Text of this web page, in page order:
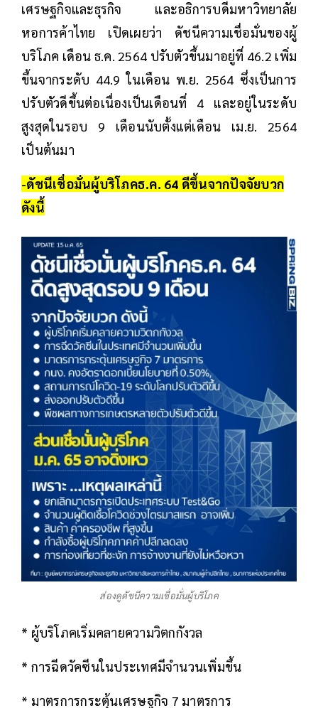
เศรษฐกิจและธุรกิจ และอธิการบดีมหาวิทยาลัย
หอการค้าไทย เปิดเผยว่า ดัชนีความเชื่อมั่นของผู้
บริโภค เดือน ธ.ค. 2564 ปรับตัวขึ้นมาอยู่ที่ 46.2 เพิ่ม
ขึ้นจากระดับ 44.9 ในเดือน พ.ย. 2564 ซึ่งเป็นการ
ปรับตัวดีขึ้นต่อเนื่องเป็นเดือนที่ 4 และอยู่ในระดับ
สูงสุดในรอบ 9 เดือนนับตั้งแต่เดือน เม.ย. 2564
เป็นต้นมา
-ดัชนีเชื่อมั่นผู้บริโภคธ.ค. 64 ดีขึ้นจากปัจจัยบวก
ดังนี้
ส่องดูดัชนีความเชื่อมั่นผู้บริโภค
* ผู้บริโภคเริ่มคลายความวิตกกังวล
* การฉีดวัคซีนในประเทศมีจำนวนเพิ่มขึ้น
* มาตรการกระตุ้นเศรษฐกิจ 7 มาตรการ